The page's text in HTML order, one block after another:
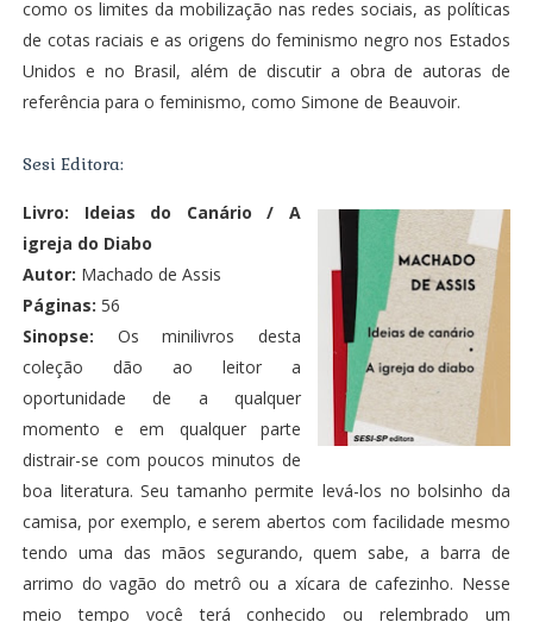
como os limites da mobilização nas redes sociais, as políticas
de cotas raciais e as origens do feminismo negro nos Estados
Unidos e no Brasil, além de discutir a obra de autoras de
referência para o feminismo, como Simone de Beauvoir.
Sesi Editora:
Livro: Ideias do Canário / A
igreja do Diabo
Autor: Machado de Assis
Páginas: 56
Sinopse: Os minilivros desta
coleção dão ao leitor a
oportunidade de a qualquer
momento e em qualquer parte
distrair-se com poucos minutos de
boa literatura. Seu tamanho permite levá-los no bolsinho da
camisa, por exemplo, e serem abertos com facilidade mesmo
tendo uma das mãos segurando, quem sabe, a barra de
arrimo do vagão do metrô ou a xícara de cafezinho. Nesse
meio tempo você terá conhecido ou relembrado um